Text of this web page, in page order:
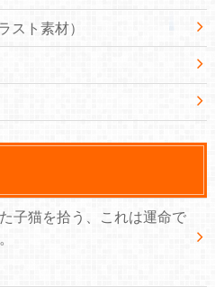
スト素材）
子猫を拾う、これは運命で